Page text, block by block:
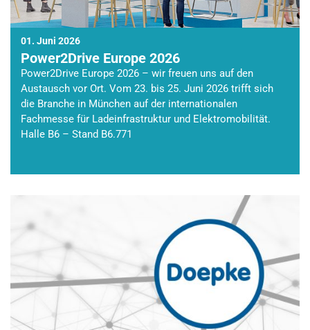
01. Juni 2026
Power2Drive Europe 2026
Power2Drive Europe 2026 – wir freuen uns auf den
Austausch vor Ort. Vom 23. bis 25. Juni 2026 trifft sich
die Branche in München auf der internationalen
Fachmesse für Ladeinfrastruktur und Elektromobilität.
Halle B6 – Stand B6.771